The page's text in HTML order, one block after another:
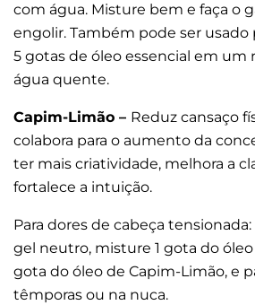
com água. Misture bem e faça o
engolir. Também pode ser usado
5 gotas de óleo essencial em um
água quente.
Capim-Limão – Reduz cansaço
colabora para o aumento da
ter mais criatividade, melhora a
fortalece a intuição.
Para dores de cabeça
gel neutro, misture 1 gota do óleo
gota do óleo de Capim-Limão, e
têmporas ou na nuca.